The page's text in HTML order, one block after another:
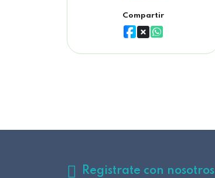
Compartir
Registrate con nosotros